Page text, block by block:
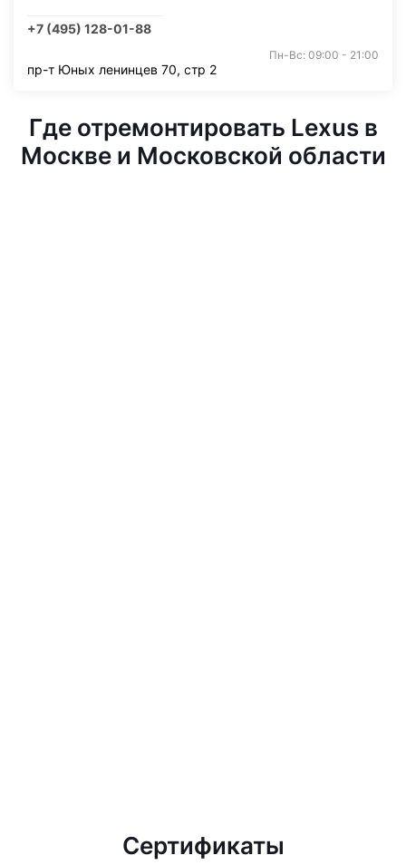
+7 (495) 128-01-88
Пн-Вс: 09:00 - 21:00
пр-т Юных ленинцев 70, стр 2
Где отремонтировать Lexus в
Москве и Московской области
Сертификаты